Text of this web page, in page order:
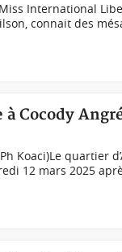
International
connait des
Cocody
Koaci)Le quartier
12 mars 2025